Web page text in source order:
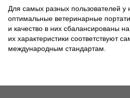
Для самых разных пользователей у
оптимальные ветеринарные
и качество в них сбалансированы
их характеристики соответствуют
международным стандартам.